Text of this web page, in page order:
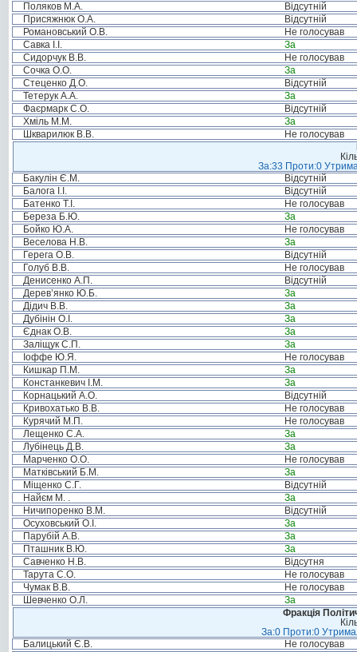
Поляков М.А.
Відсутній
Присяжнюк О.А.
Відсутній
Романовський О.В.
Не голосував
Савка І.І.
За
Сидорчук В.В.
Не голосував
Сочка О.О.
За
Стеценко Д.О.
Відсутній
Тетерук А.А.
За
Фаєрмарк С.О.
Відсутній
Хміль М.М.
За
Шкварилюк В.В.
Не голосував
За:33 Проти:0
Бакулін Є.М.
Відсутній
Балога І.І.
Відсутній
Батенко Т.І.
Не голосував
Береза Б.Ю.
За
Бойко Ю.А.
Не голосував
Веселова Н.В.
За
Герега О.В.
Відсутній
Голуб В.В.
Не голосував
Денисенко А.П.
Відсутній
Дерев’янко Ю.Б.
За
Дідич В.В.
За
Дубінін О.І.
За
Єднак О.В.
За
Заліщук С.П.
За
Іоффе Ю.Я.
Не голосував
Кишкар П.М.
За
Констанкевич І.М.
За
Корнацький А.О.
Відсутній
Кривохатько В.В.
Не голосував
Курячий М.П.
Не голосував
Лещенко С.А.
За
Лубінець Д.В.
За
Марченко О.О.
Не голосував
Матківський Б.М.
За
Міщенко С.Г.
Відсутній
Найєм М. .
За
Ничипоренко В.М.
Відсутній
Осуховський О.І.
За
Парубій А.В.
За
Пташник В.Ю.
За
Савченко Н.В.
Відсутня
Тарута С.О.
Не голосував
Чумак В.В.
Не голосував
Шевченко О.Л.
За
Фракція
За:0 Проти:0
Балицький Є.В.
Не голосував